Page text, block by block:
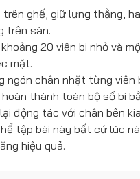
trên ghế, giữ lưng thẳng,
trên sàn.
20 viên bi nhỏ và
mặt.
ngón chân nhặt từng viên
thành toàn bộ số bi
động tác với chân bên
tập bài này bất cứ lúc
hiệu quả.